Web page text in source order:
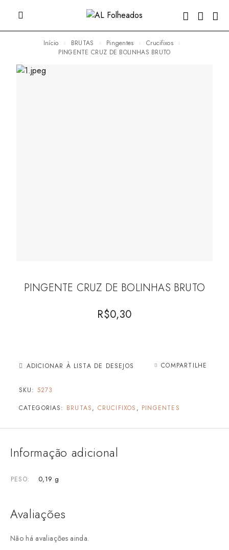
Início BRUTAS Pingentes
Crucifixos
PINGENTE CRUZ DE BOLINHAS BRUTO
PINGENTE CRUZ DE BOLINHAS BRUTO
R$0,30
ADICIONAR À LISTA DE DESEJOS COMPARTILHE
SKU: 5273
CATEGORIAS: BRUTAS, CRUCIFIXOS , PINGENTES
Informação adicional
PESO 0,19 g
Avaliações
Não há avaliações ainda.